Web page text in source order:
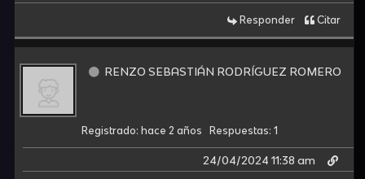
Responder Citar
RENZO SEBASTIÁN RODRÍGUEZ ROMERO
Registrado: hace 2 años Respuestas: 1
24/04/2024 11:38 am